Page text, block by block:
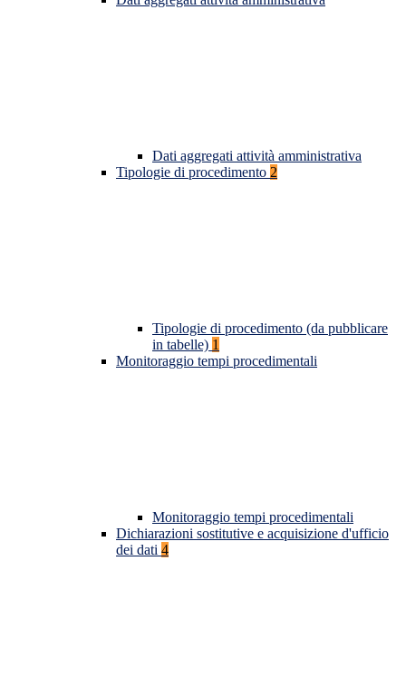
Dati aggregati attività amministrativa
Tipologie di procedimento 2
Tipologie di procedimento (da pubblicare
in tabelle) 1
Monitoraggio tempi procedimentali
Monitoraggio tempi procedimentali
Dichiarazioni sostitutive e acquisizione d'ufficio
dei dati 4